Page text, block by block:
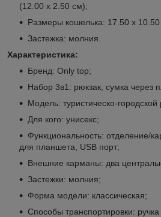
(12.00 х 2.50 см);
Размеры кошелька: 17.50 х
Застежка: молния.
Характеристика:
Бренд: Оnly top;
Набор 3в1: рюкзак, сумка через
Модель: туристическо-городской
Для кого: унисекс;
Функциональность: отделение/
для планшета, USB порт;
Внешние карманы: два
Застежки: молния;
Форма модели: классическая;
Способы транспортировки: